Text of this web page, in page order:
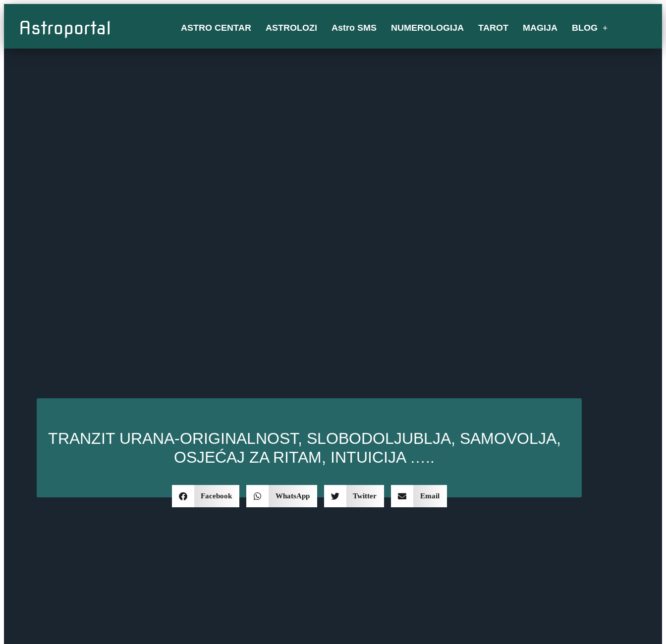
Astroportal ASTRO CENTAR ASTROLOZI Astro SMS NUMEROLOGIJA TAROT MAGIJA BLOG
TRANZIT URANA-ORIGINALNOST, SLOBODOLJUBLJA, SAMOVOLJA,
OSJEĆAJ ZA RITAM, INTUICIJA …..
Facebook WhatsApp Twitter Email